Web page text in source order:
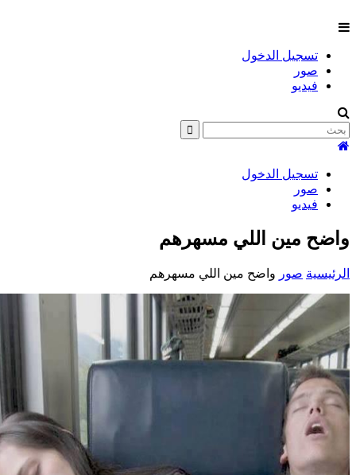
تسجيل الدخول
صور
فيديو
تسجيل الدخول
صور
فيديو
واضح مين اللي مسهرهم
الرئيسية صور واضح مين اللي مسهرهم